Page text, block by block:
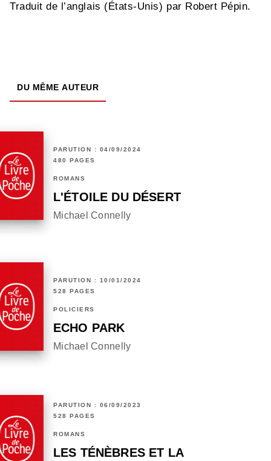
Traduit de l’anglais (États-Unis) par Robert Pépin.
DU MÊME AUTEUR
PARUTION : 04/09/2024
480 PAGES
ROMANS
L'ÉTOILE DU DÉSERT
Michael Connelly
PARUTION : 10/01/2024
528 PAGES
POLICIERS
ECHO PARK
Michael Connelly
PARUTION : 06/09/2023
528 PAGES
ROMANS
LES TÉNÈBRES ET LA